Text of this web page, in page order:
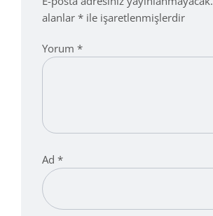
alanlar * ile işaretlenmişlerdir
Yorum *
Ad *